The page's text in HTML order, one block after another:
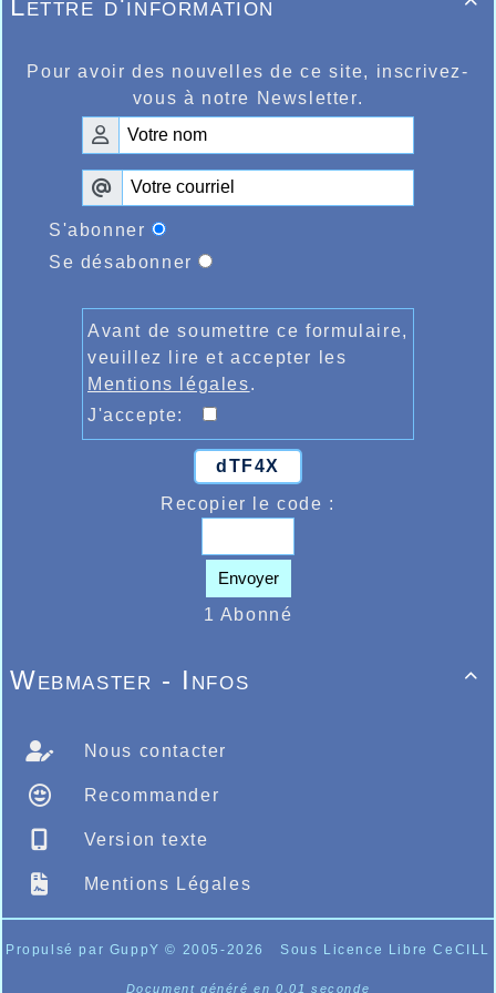
Lettre d'information
Pour avoir des nouvelles de ce site, inscrivez-
vous à notre Newsletter.
S'abonner
Se désabonner
Avant de soumettre ce formulaire,
veuillez lire et accepter les
Mentions légales.
J'accepte:
dTF4X
Recopier le code :
Envoyer
1 Abonné

Webmaster - Infos
Nous contacter
Recommander
Version texte
Mentions Légales
Propulsé par GuppY© 2005-2026 Sous Licence Libre CeCILL
Document généré en 0.01 seconde